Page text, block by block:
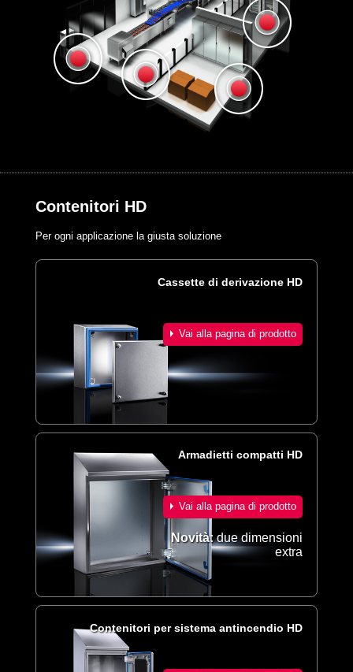
Contenitori HD
Per ogni applicazione la giusta soluzione
Cassette di derivazione HD
Vai alla pagina di prodotto
Armadietti compatti HD
Vai alla pagina di prodotto
Novità:due dimensioni
extra
Contenitori per sistema antincendio HD